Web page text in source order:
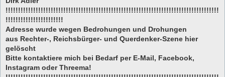
!!!!!!!!!!!!!!!!!!!!!!!!!!!!!!!!!!!!!!!!!!!!!!!!!!!!!!!!!!!!!!!!!!!!!!!!!!!!!!!!!!!!!
!!!!!!!!!!!!!!!!!!!!!!!
Adresse wurde wegen Bedrohungen und Drohungen
aus Rechter-, Reichsbürger- und Querdenker-Szene hier
gelöscht
Bitte kontaktiere mich bei Bedarf per E-Mail, Facebook,
Instagram oder Threema!